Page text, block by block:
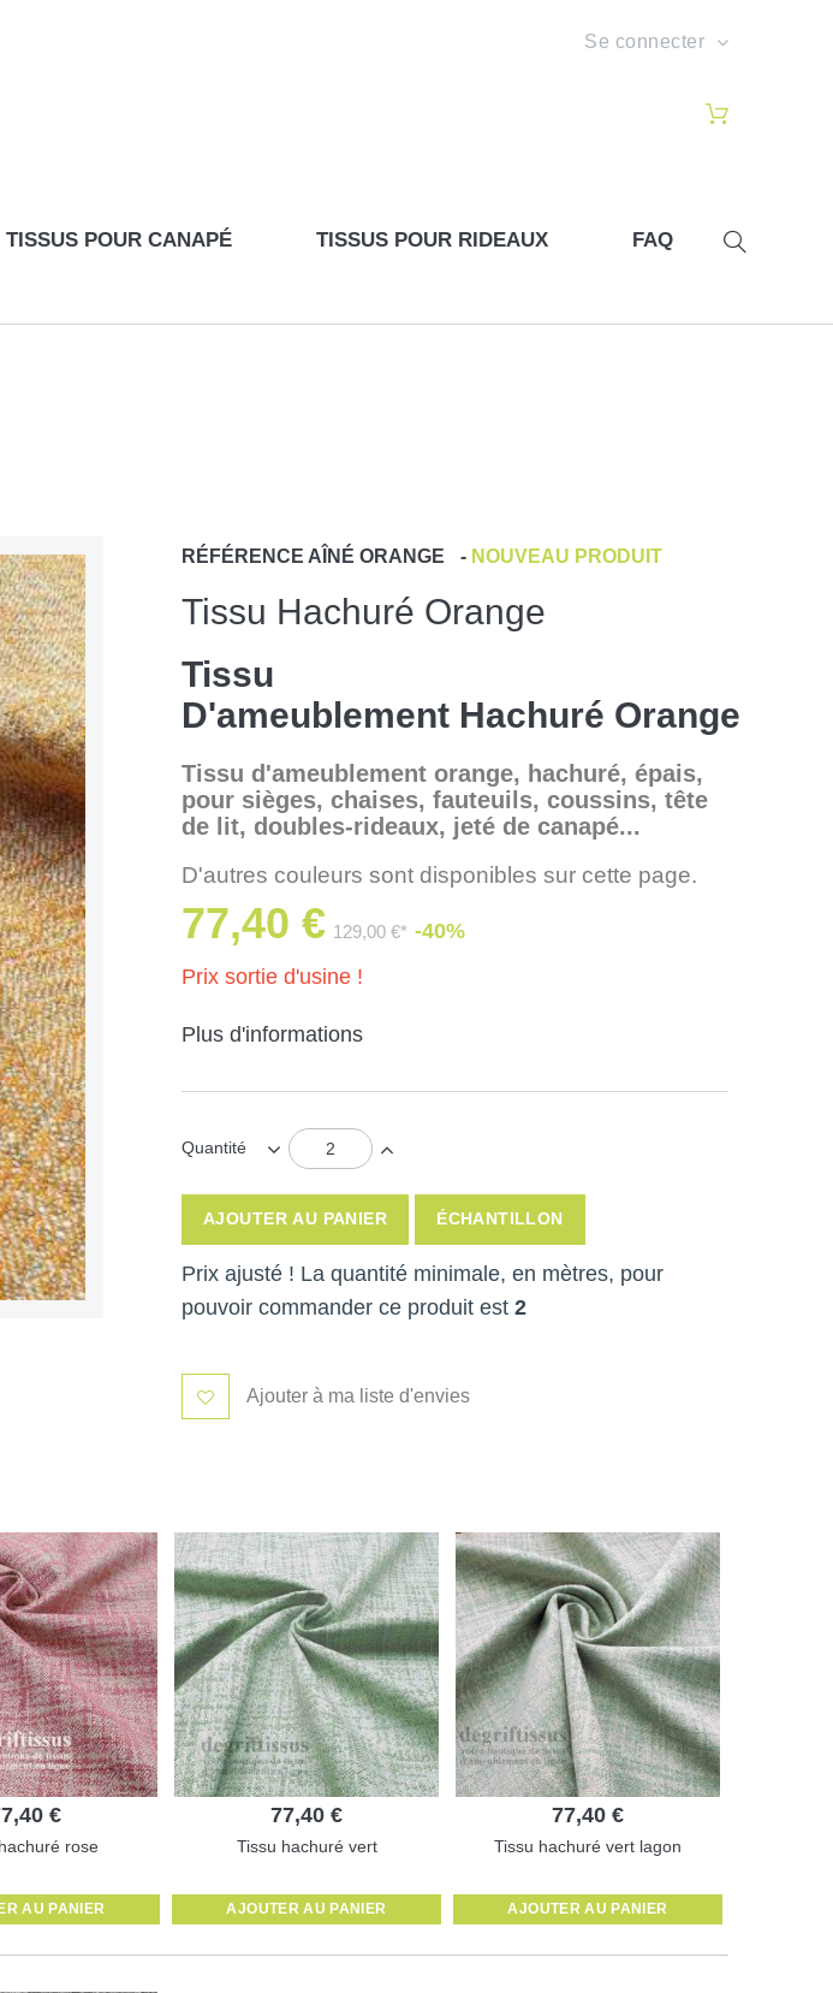
Se connecter
TISSUS POUR CANAPÉ TISSUS POUR RIDEAUX FAQ
RÉFÉRENCE AÎNÉ ORANGE - NOUVEAU PRODUIT
Tissu Hachuré Orange
Tissu
D'ameublement Hachuré Orange
Tissu d'ameublement orange, hachuré, épais,
pour sièges, chaises, fauteuils, coussins, tête
de lit, doubles-rideaux, jeté de canapé...
D'autres couleurs sont disponibles sur cette page.
77,40 € 129,00 €* -40%
Prix sortie d'usine !
Plus d'informations
Quantité
AJOUTER AU PANIER ÉCHANTILLON
Prix ajusté ! La quantité minimale, en mètres, pour
pouvoir commander ce produit est 2
Ajouter à ma liste d'envies
€
rose
AU PANIER
77,40 €
Tissu hachuré vert
AJOUTER AU PANIER
77,40 €
Tissu hachuré vert lagon
AJOUTER AU PANIER